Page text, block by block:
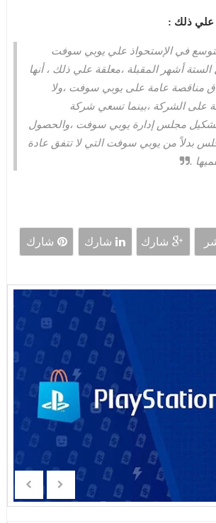
علي ذلك :
في الإستحواذ علي يوبي سوفت
أشهر المقبلة ،معلقة علي ذلك ، أنها
مناقصة عامة على يوبي سوفت ،ولا
على الشركة ،بينما تسعي شركة
تشكيل مجلس إدارة يوبي سوفت ،والحصول
بدلاً من يوبي سوفت التي لا تتفق عادة
.
شارك شارك شارك